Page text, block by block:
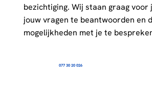
bezichtiging. Wij staan graag voor
jouw vragen te beantwoorden en
mogelijkheden met je te
077 30 20 026